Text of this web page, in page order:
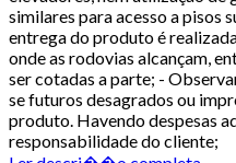
similares para acesso a pisos
entrega do produto é
onde as rodovias alcançam,
ser cotadas a parte; -
se futuros desagrados ou
produto. Havendo despesas
responsabilidade do cliente;